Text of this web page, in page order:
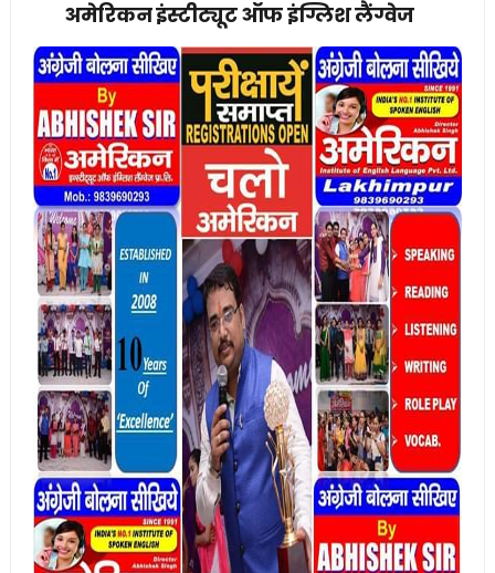
अमेरिकन इंस्टीट्यूट ऑफ इंग्लिश लैंग्वेज